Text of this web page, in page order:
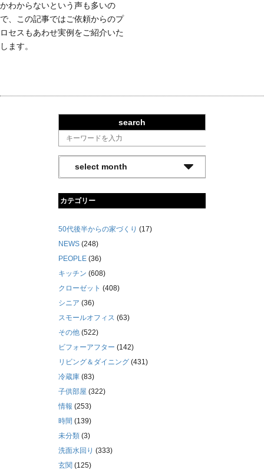
かわからないという声も多いの
で、この記事ではご依頼からのプ
ロセスもあわせ実例をご紹介いた
します。
search
カテゴリー
50代後半からの家づくり (17)
NEWS (248)
PEOPLE (36)
キッチン (608)
クローゼット (408)
シニア (36)
スモールオフィス (63)
その他 (522)
ビフォーアフター (142)
リビング＆ダイニング (431)
冷蔵庫 (83)
子供部屋 (322)
情報 (253)
時間 (139)
未分類 (3)
洗面水回り (333)
玄関 (125)